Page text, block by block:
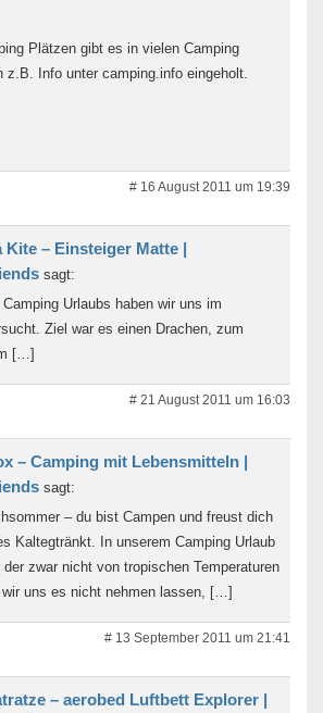
Plätzen gibt es in vielen Camping
z.B. Info unter camping.info eingeholt.
# 16 August 2011 um 19:39
Kite – Einsteiger Matte |
sagt:
Urlaubs haben wir uns im
Ziel war es einen Drachen, zum
[…]
# 21 August 2011 um 16:03
– Camping mit Lebensmitteln |
sagt:
– du bist Campen und freust dich
Kaltegtränkt. In unserem Camping Urlaub
zwar nicht von tropischen Temperaturen
wir uns es nicht nehmen lassen, […]
# 13 September 2011 um 21:41
– aerobed Luftbett Explorer |